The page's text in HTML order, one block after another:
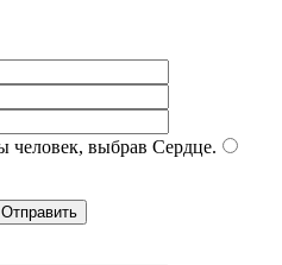
человек, выбрав Сердце.